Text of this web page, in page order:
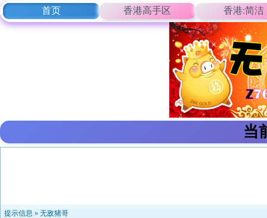
首页 香港高手区 香港:简洁
当
提示信息 » 无敌猪哥